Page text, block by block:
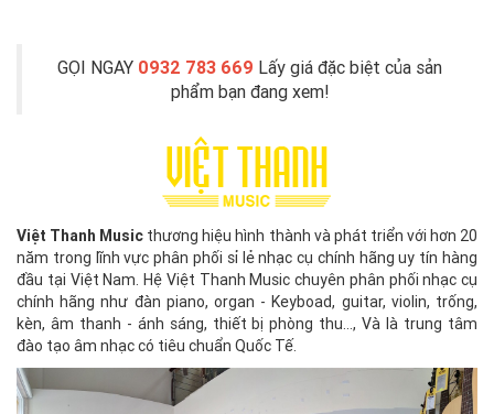
GỌI NGAY 0932 783 669 Lấy giá đặc biệt của sản
phẩm bạn đang xem!
Việt Thanh Music thương hiệu hình thành và phát triển với hơn 20
năm trong lĩnh vực phân phối sỉ lẻ nhạc cụ chính hãng uy tín hàng
đầu tại Việt Nam. Hệ Việt Thanh Music chuyên phân phối nhạc cụ
chính hãng như đàn piano, organ - Keyboad, guitar, violin, trống,
kèn, âm thanh - ánh sáng, thiết bị phòng thu..., Và là trung tâm
đào tạo âm nhạc có tiêu chuẩn Quốc Tế.